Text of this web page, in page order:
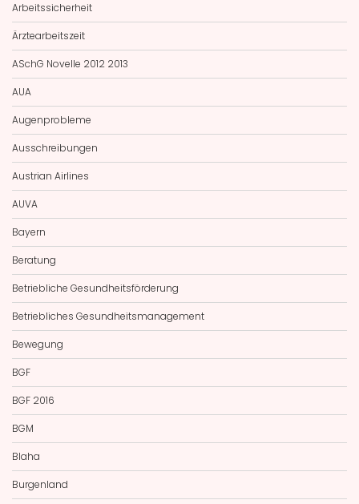
Arbeitssicherheit
Ärztearbeitszeit
ASchG Novelle 2012 2013
AUA
Augenprobleme
Ausschreibungen
Austrian Airlines
AUVA
Bayern
Beratung
Betriebliche Gesundheitsförderung
Betriebliches Gesundheitsmanagement
Bewegung
BGF
BGF 2016
BGM
Blaha
Burgenland